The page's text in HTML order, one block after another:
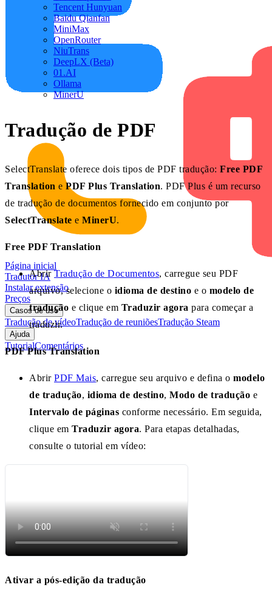
Página inicial
Tradutor IA
Instalar extensão
Preços
Casos de uso
Tradução de vídeoTradução de reuniõesTradução Steam
Ajuda
TutorialComentários
Tencent Hunyuan
Baidu Qianfan
MiniMax
OpenRouter
NiuTrans
DeepLX (Beta)
01.AI
Ollama
MinerU
Tradução de PDF
SelectTranslate oferece dois tipos de PDF tradução: Free PDF
Translation e PDF Plus Translation. PDF Plus é um recurso
de tradução de documentos fornecido em conjunto por
SelectTranslate e MinerU.
Free PDF Translation
AbrirTradução de Documentos, carregue seu PDF
arquivo, selecione o idioma de destino e o modelo de
tradução e clique em Traduzir agora para começar a
traduzir.
PDF Plus Translation
Abrir PDF Mais, carregue seu arquivo e defina o modelo
de tradução, idioma de destino, Modo de tradução e
Intervalo de páginas conforme necessário. Em seguida,
clique em Traduzir agora. Para etapas detalhadas,
consulte o tutorial em vídeo:
Ativar a pós-edição da tradução